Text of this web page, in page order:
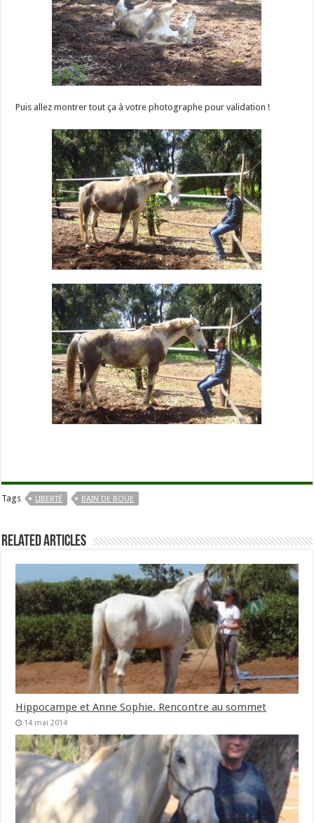
Puis allez montrer tout ça à votre photographe pour validation !
Tags LIBERTÉ BAIN DE BOUE
Related Articles
Hippocampe et Anne Sophie. Rencontre au sommet
14 mai 2014